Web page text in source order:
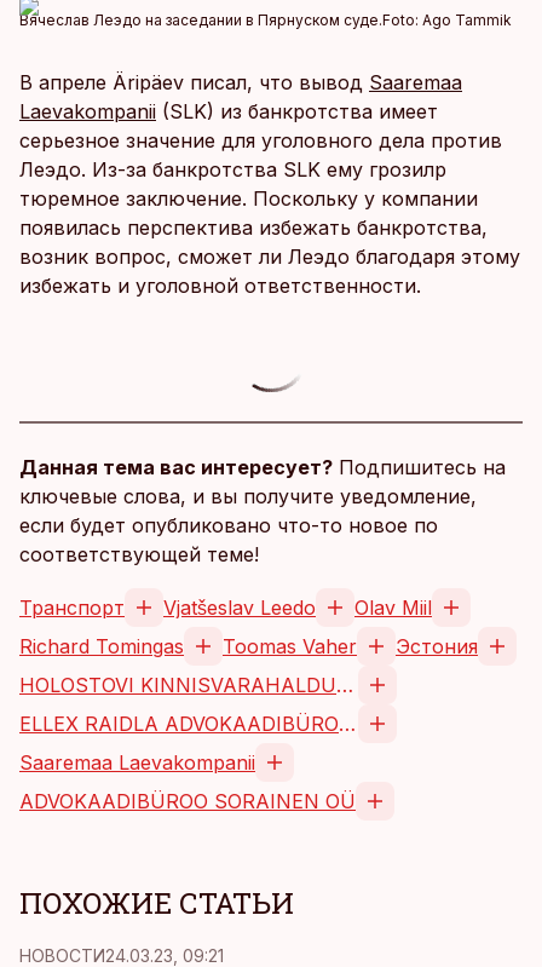
Вячеслав Леэдо на заседании в Пярнуском суде.Foto: Ago Tammik
В апреле Äripäev писал, что вывод Saaremaa
Laevakompanii (SLK) из банкротства имеет
серьезное значение для уголовного дела против
Леэдо. Из-за банкротства SLK ему грозилр
тюремное заключение. Поскольку у компании
появилась перспектива избежать банкротства,
возник вопрос, сможет ли Леэдо благодаря этому
избежать и уголовной ответственности.
Данная тема вас интересует? Подпишитесь на
ключевые слова, и вы получите уведомление,
если будет опубликовано что-то новое по
соответствующей теме!
Транспорт Vjatšeslav Leedo
Olav Miil
Richard Tomingas
Toomas Vaher
Эстония
HOLOSTOVI KINNISVARAHALDUS AS
ELLEX RAIDLA ADVOKAADIBÜROO OÜ
Saaremaa Laevakompanii
ADVOKAADIBÜROO SORAINEN OÜ
ПОХОЖИЕ СТАТЬИ
НОВОСТИ24.03.23, 09:21